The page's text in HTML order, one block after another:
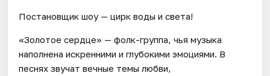
Постановщик шоу — цирк воды и света!
«Золотое сердце» — фолк-группа, чья музыка
наполнена искренними и глубокими эмоциями. В
песнях звучат вечные темы любви,